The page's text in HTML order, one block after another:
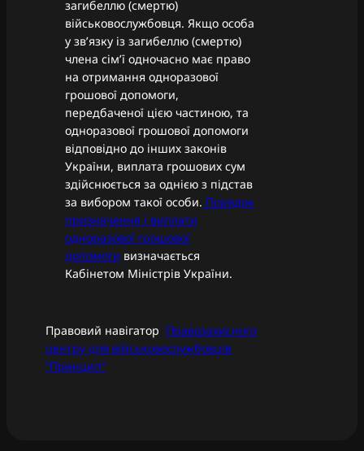
загибеллю (смертю)
військовослужбовця. Якщо особа
у зв’язку із загибеллю (смертю)
члена сім’ї одночасно має право
на отримання одноразової
грошової допомоги,
передбаченої цією частиною, та
одноразової грошової допомоги
відповідно до інших законів
України, виплата грошових сум
здійснюється за однією з підстав
за вибором такої особи. Порядок
призначення і виплати
одноразової грошової
допомоги визначається
Кабінетом Міністрів України.
Правовий навігатор Правозахисного
центру для військовослужбовців
“Принцип”